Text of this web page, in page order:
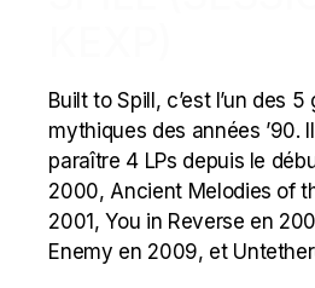
Built to Spill, c’est l’un des
mythiques des années ’90.
paraître 4 LPs depuis le
2000, Ancient Melodies of
2001, You in Reverse en
Enemy en 2009, et